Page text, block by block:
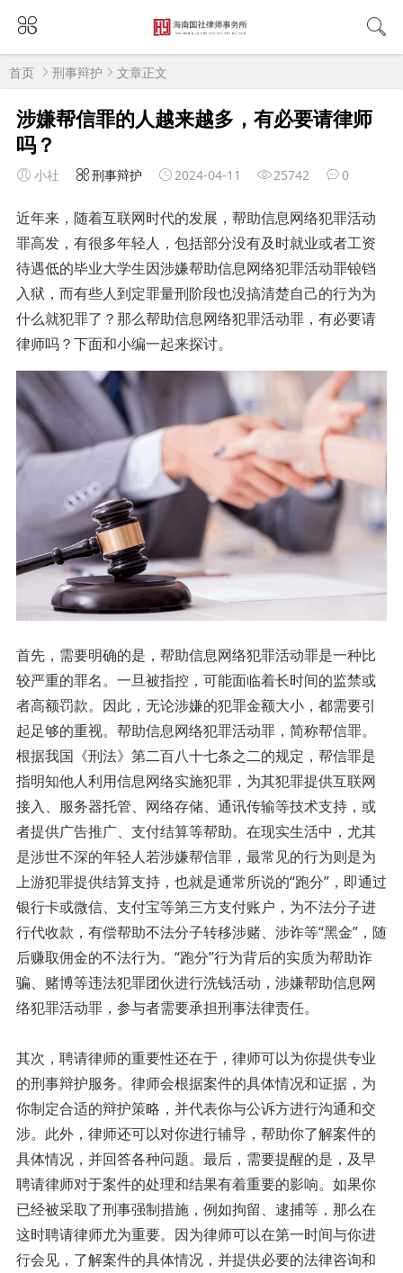
首页 刑事辩护 文章正文
涉嫌帮信罪的人越来越多，有必要请律师
吗？
小社 刑事辩护 2024-04-11 25742 0
近年来，随着互联网时代的发展，帮助信息网络犯罪活动
罪高发，有很多年轻人，包括部分没有及时就业或者工资
待遇低的毕业大学生因涉嫌帮助信息网络犯罪活动罪锒铛
入狱，而有些人到定罪量刑阶段也没搞清楚自己的行为为
什么就犯罪了？那么帮助信息网络犯罪活动罪，有必要请
律师吗？下面和小编一起来探讨。
首先，需要明确的是，帮助信息网络犯罪活动罪是一种比
较严重的罪名。一旦被指控，可能面临着长时间的监禁或
者高额罚款。因此，无论涉嫌的犯罪金额大小，都需要引
起足够的重视。帮助信息网络犯罪活动罪，简称帮信罪。
根据我国《刑法》第二百八十七条之二的规定，帮信罪是
指明知他人利用信息网络实施犯罪，为其犯罪提供互联网
接入、服务器托管、网络存储、通讯传输等技术支持，或
者提供广告推广、支付结算等帮助。在现实生活中，尤其
是涉世不深的年轻人若涉嫌帮信罪，最常见的行为则是为
上游犯罪提供结算支持，也就是通常所说的“跑分”，即通过
银行卡或微信、支付宝等第三方支付账户，为不法分子进
行代收款，有偿帮助不法分子转移涉赌、涉诈等“黑金”，随
后赚取佣金的不法行为。“跑分”行为背后的实质为帮助诈
骗、赌博等违法犯罪团伙进行洗钱活动，涉嫌帮助信息网
络犯罪活动罪，参与者需要承担刑事法律责任。
其次，聘请律师的重要性还在于，律师可以为你提供专业
的刑事辩护服务。律师会根据案件的具体情况和证据，为
你制定合适的辩护策略，并代表你与公诉方进行沟通和交
涉。此外，律师还可以对你进行辅导，帮助你了解案件的
具体情况，并回答各种问题。最后，需要提醒的是，及早
聘请律师对于案件的处理和结果有着重要的影响。如果你
已经被采取了刑事强制措施，例如拘留、逮捕等，那么在
这时聘请律师尤为重要。因为律师可以在第一时间与你进
行会见，了解案件的具体情况，并提供必要的法律咨询和